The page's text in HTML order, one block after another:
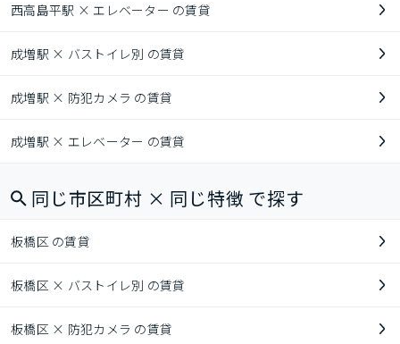
西高島平駅 × エレベーター の賃貸
成増駅 × バストイレ別 の賃貸
成増駅 × 防犯カメラ の賃貸
成増駅 × エレベーター の賃貸
同じ市区町村 × 同じ特徴 で探す
板橋区 の賃貸
板橋区 × バストイレ別 の賃貸
板橋区 × 防犯カメラ の賃貸